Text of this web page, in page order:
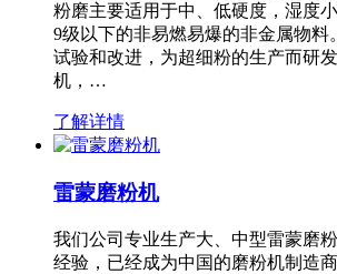
粉磨主要适用于中、低硬度，湿度
9级以下的非易燃易爆的非金属物料
试验和改进，为超细粉的生产而研
机，…
了解详情
雷蒙磨粉机
我们公司专业生产大、中型雷蒙磨
经验，已经成为中国的磨粉机制造